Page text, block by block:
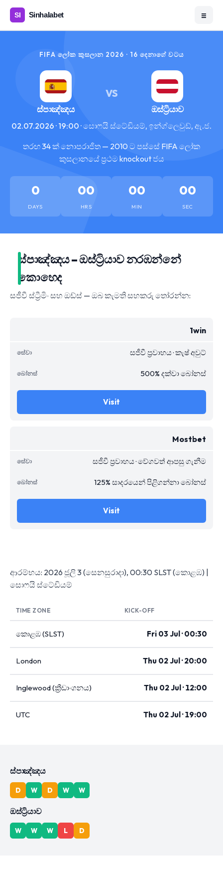
☰
FIFA ලෝක කුසලාන 2026 · 16 දෙනාගේ වටය
ස්පාඤ්ඤය
VS
ඔස්ට්‍රියාව
02.07.2026 · 19:00 · සොෆයි ස්ටේඩියම්, ඉන්ග්ලෙවුඩ්, ඇ.ජ.
තරඟ 34 ක් නොපරාජිත — 2010 ට පස්සේ FIFA ලෝක
කුසලානයේ ප්‍රථම knockout ජය
0
DAYS
00
HRS
00
MIN
00
SEC
ස්පාඤ්ඤය – ඔස්ට්‍රියාව නරඹන්නේ
කොහෙද
සජීවී ස්ට්‍රීමිං සහ ඔඩ්ස් — ඔබ කැමති සහකරු තෝරන්න:
1win
සජීවී ප්‍රවාහය · කැෂ් අවුට්
500% දක්වා බෝනස්
Visit
Mostbet
සජීවී ප්‍රවාහය · වේගවත් ආපසු ගැනීම
125% සාදරයෙන් පිළිගන්නා බෝනස්
Visit
ආරම්භය: 2026 ජූලි 3 (සෙනසුරාදා), 00:30 SLST (කොළඹ) |
සොෆයි ස්ටේඩියම්
TIME ZONE KICK-OFF
කොළඹ (SLST) Fri 03 Jul · 00:30
London Thu 02 Jul · 20:00
Inglewood (ක්‍රීඩාංගනය) Thu 02 Jul · 12:00
UTC Thu 02 Jul · 19:00
ස්පාඤ්ඤය
D W D W W
ඔස්ට්‍රියාව
W W W L D